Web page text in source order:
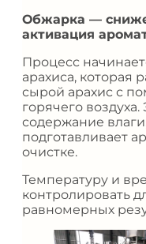
Обжарка —
активация
Процесс
арахиса, которая
сырой арахис с
горячего
содержание
подготавливает
очистке.
Температуру и
контролировать
равномерных